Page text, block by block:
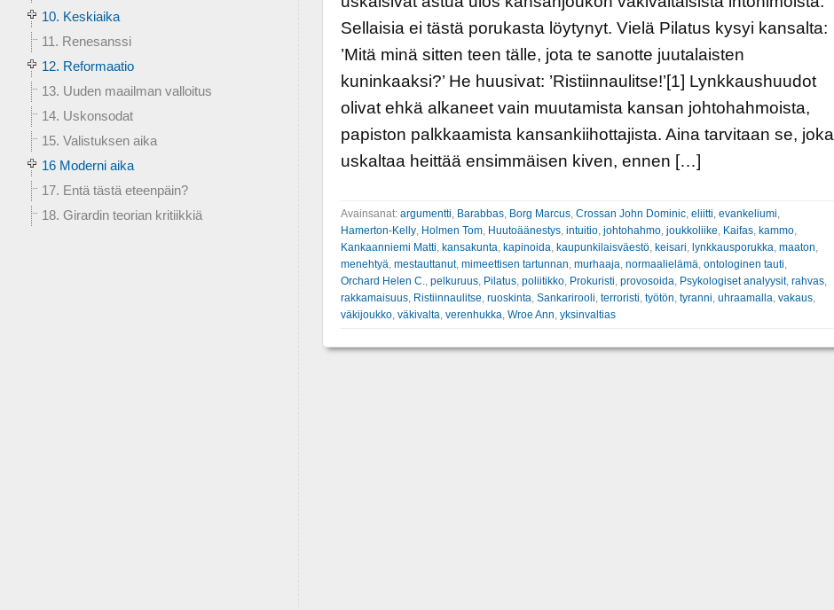
Sellaisia ei tästä porukasta löytynyt. Vielä Pilatus kysyi kansalta:
’Mitä minä sitten teen tälle, jota te sanotte juutalaisten
kuninkaaksi?’ He huusivat: ’Ristiinnaulitse!’[1] Lynkkaushuudot
olivat ehkä alkaneet vain muutamista kansan johtohahmoista,
papiston palkkaamista kansankiihottajista. Aina tarvitaan se, joka
uskaltaa heittää ensimmäisen kiven, ennen […]
Avainsanat: argumentti Barabbas, Borg Marcus, Crossan John Dominic, eliitti evankeliumi
Hamerton-Kelly, Holmen Tom, Huutoäänestys, intuitio, johtohahmo, joukkoliike Kaifas, kammo,
Kankaanniemi Matti kansakunta kapinoida kaupunkilaisväestö, keisari lynkkausporukka maaton
menehtyä mestauttanut, mimeettisen tartunnan murhaaja normaalielämä ontologinen tauti
Orchard Helen C.
pelkuruus, Pilatus, poliitikko, Prokuristi provosoida Psykologiset analyysit, rahvas,
rakkamaisuus, Ristiinnaulitse ruoskinta Sankarirooli terroristi työtön tyranni uhraamalla vakaus,
väkijoukko, väkivalta verenhukka Wroe Ann yksinvaltias
10. Keskiaika
11. Renesanssi
12. Reformaatio
13. Uuden maailman valloitus
14. Uskonsodat
15. Valistuksen aika
16 Moderni aika
17. Entä tästä eteenpäin?
18. Girardin teorian kritiikkiä